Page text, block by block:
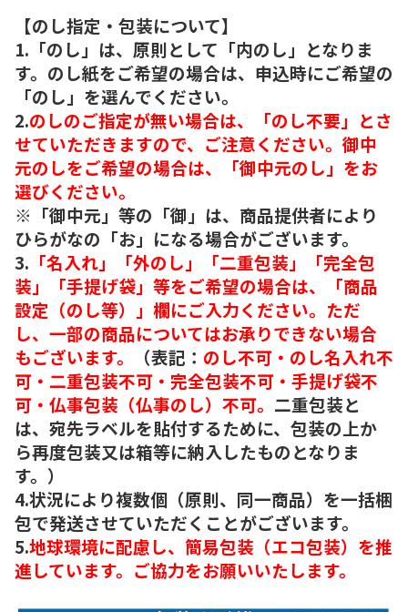
【のし指定・包装について】
1.「のし」は、原則として「内のし」となりま
す。のし紙をご希望の場合は、申込時にご希望の
「のし」を選んでください。
2.のしのご指定が無い場合は、「のし不要」とさ
せていただきますので、ご注意ください。御中
元のしをご希望の場合は、「御中元のし」をお
選びください。
※「御中元」等の「御」は、商品提供者により
ひらがなの「お」になる場合がございます。
3. 「名入れ」「外のし」「二重包装」「完全包
装」「手提げ袋」等をご希望の場合は、「商品
設定（のし等）」欄にご入力ください。ただ
し、一部の商品についてはお承りできない場合
もございます。
（表記： のし不可・のし名入れ不
可・二重包装不可・完全包装不可・手提げ袋不
可・仏事包装（仏事のし）不可。 二重包装と
は、宛先ラベルを貼付するために、包装の上か
ら再度包装又は箱等に納入したものとなりま
す。）
4.状況により複数個（原則、同一商品）を一括梱
包で発送させていただくことがございます。
5.地球環境に配慮し、簡易包装（エコ包装）を推
進しています。ご協力をお願いいたします。